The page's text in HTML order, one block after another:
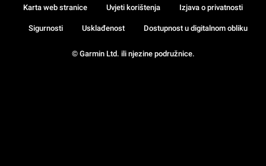
© Garmin Ltd. ili njezine podružnice.
Karta web stranice Uvjeti korištenja Izjava o privatnosti
Sigurnosti Usklađenost Dostupnost u digitalnom obliku